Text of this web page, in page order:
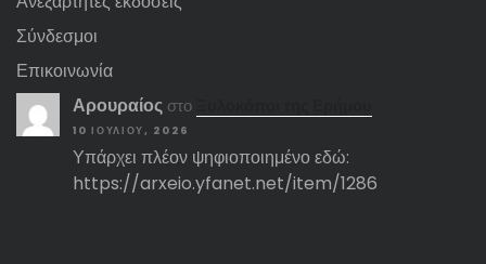
Σύνδεσμοι
Επικοινωνία
Αρουραίος στο
10 ΙΟΥΛΊΟΥ, 2026
Υπάρχει πλέον ψηφιοποιημένο εδώ:
https://arxeio.yfanet.net/item/1286